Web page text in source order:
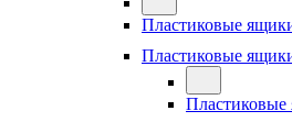
Пластиковые
Пластиковые